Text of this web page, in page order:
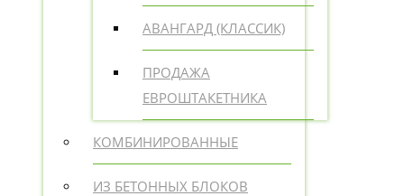
АВАНГАРД (КЛАССИК)
ПРОДАЖА
ЕВРОШТАКЕТНИКА
КОМБИНИРОВАННЫЕ
ИЗ БЕТОННЫХ БЛОКОВ